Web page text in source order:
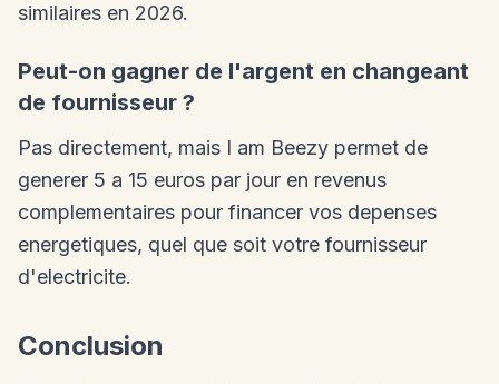
similaires en 2026.
Peut-on gagner de l'argent en changeant
de fournisseur ?
Pas directement, mais I am Beezy permet de
generer 5 a 15 euros par jour en revenus
complementaires pour financer vos depenses
energetiques, quel que soit votre fournisseur
d'electricite.
Conclusion